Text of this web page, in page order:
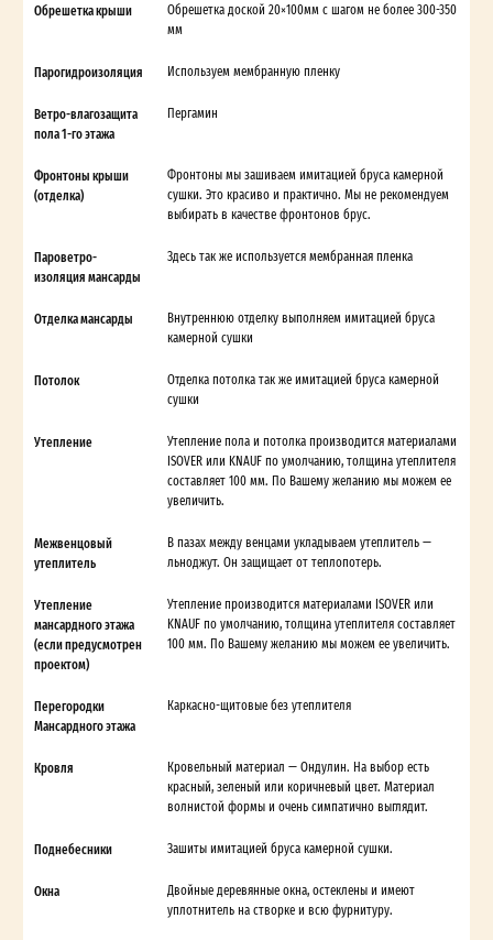
Обрешетка крыши
Обрешетка доской 20×100мм с шагом не более 300-350
мм
Парогидроизоляция Используем мембранную пленку
Ветро-влагозащита
пола 1-го этажа
Пергамин
Фронтоны крыши
(отделка)
Фронтоны мы зашиваем имитацией бруса камерной
сушки. Это красиво и практично. Мы не рекомендуем
выбирать в качестве фронтонов брус.
Пароветро-
изоляция мансарды
Здесь так же используется мембранная пленка
Отделка мансарды
Внутреннюю отделку выполняем имитацией бруса
камерной сушки
Потолок
Отделка потолка так же имитацией бруса камерной
сушки
Утепление
Утепление пола и потолка производится материалами
ISOVER или KNAUF по умолчанию, толщина утеплителя
составляет 100 мм. По Вашему желанию мы можем ее
увеличить.
Межвенцовый
утеплитель
В пазах между венцами укладываем утеплитель —
льноджут. Он защищает от теплопотерь.
Утепление
мансардного этажа
(если предусмотрен
проектом)
Утепление производится материалами ISOVER или
KNAUF по умолчанию, толщина утеплителя составляет
100 мм. По Вашему желанию мы можем ее увеличить.
Перегородки
Мансардного этажа
Каркасно-щитовые без утеплителя
Кровля
Кровельный материал — Ондулин. На выбор есть
красный, зеленый или коричневый цвет. Материал
волнистой формы и очень симпатично выглядит.
Поднебесники Зашиты имитацией бруса камерной сушки.
Окна
Двойные деревянные окна, остеклены и имеют
уплотнитель на створке и всю фурнитуру.